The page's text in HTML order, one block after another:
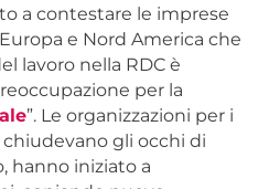
a contestare le imprese
e Nord America che
lavoro nella RDC è
per la
”. Le organizzazioni per i
gli occhi di
hanno iniziato a